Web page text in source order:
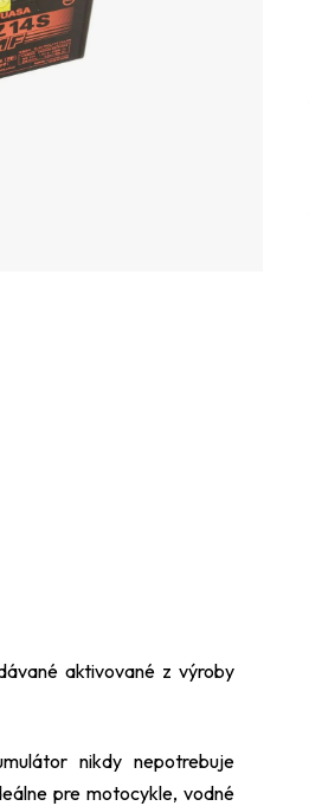
aktivované z výroby
nikdy nepotrebuje
pre motocykle, vodné